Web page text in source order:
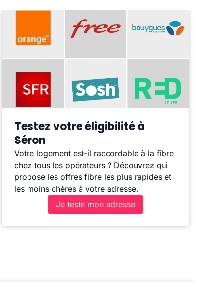
Testez votre éligibilité à
Séron
Votre logement est-il raccordable à la fibre
chez tous les opérateurs ? Découvrez qui
propose les offres fibre les plus rapides et
les moins chères à votre adresse.
Je teste mon adresse